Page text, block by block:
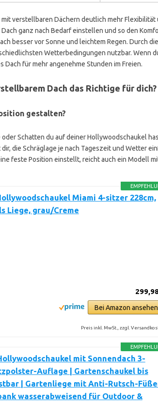
verstellbaren Dächern deutlich mehr Flexibilität
ganz nach Bedarf einstellen und so den
besser vor Sonne und leichtem Regen. Durch die
Wetterbedingungen nutzbar. Wenn
für mehr angenehme Stunden im Freien.
Dach das Richtige für dich?
gestalten?
Schatten du auf deiner Hollywoodschaukel
die Schräglage je nach Tageszeit und Wetter
feste Position einstellt, reicht auch ein Modell
Miami 4-sitzer 228cm,
Liege, grau/Creme
Bei Amazon ansehen
Preis inkl. MwSt., zzgl.
mit Sonnendach 3-
Auflage | Gartenschaukel bis
| Gartenliege mit Anti-Rutsch-
wasserabweisend für Outdoor &